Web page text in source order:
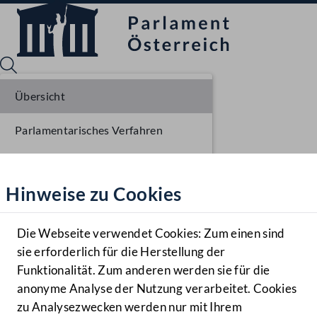
Hilfe
Benutzer
Navigationsmenü öffnen
MENÜ
Hinweise zu Cookies
Die Webseite verwendet Cookies: Zum einen sind
sie erforderlich für die Herstellung der
Funktionalität. Zum anderen werden sie für die
anonyme Analyse der Nutzung verarbeitet. Cookies
zu Analysezwecken werden nur mit Ihrem
Übersicht
Parlamentarisches Verfahren
Liste der Rednerinnen und Redner
Sitzungsdokumente